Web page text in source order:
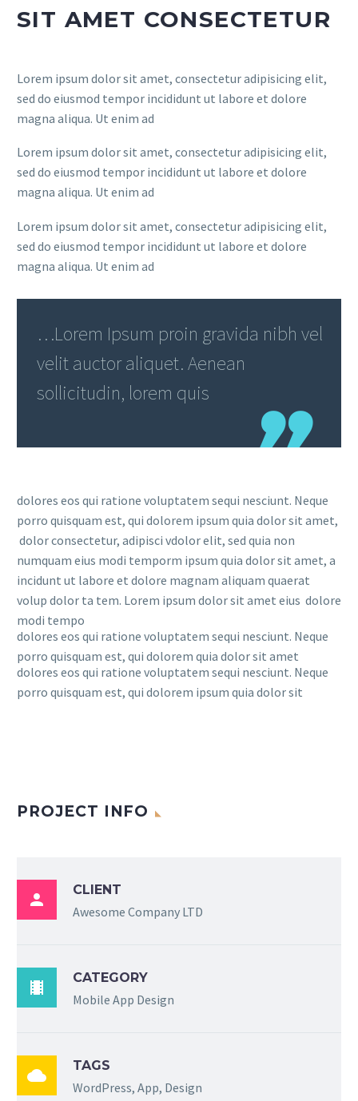
SIT AMET CONSECTETUR
Lorem ipsum dolor sit amet, consectetur adipisicing elit,
sed do eiusmod tempor incididunt ut labore et dolore
magna aliqua. Ut enim ad
Lorem ipsum dolor sit amet, consectetur adipisicing elit,
sed do eiusmod tempor incididunt ut labore et dolore
magna aliqua. Ut enim ad
Lorem ipsum dolor sit amet, consectetur adipisicing elit,
sed do eiusmod tempor incididunt ut labore et dolore
magna aliqua. Ut enim ad
…Lorem Ipsum proin gravida nibh vel
velit auctor aliquet. Aenean
sollicitudin, lorem quis
dolores eos qui ratione voluptatem sequi nesciunt. Neque
porro quisquam est, qui dolorem ipsum quia dolor sit amet,
dolor consectetur, adipisci vdolor elit, sed quia non
numquam eius modi temporm ipsum quia dolor sit amet, a
incidunt ut labore et dolore magnam aliquam quaerat
volup dolor ta tem. Lorem ipsum dolor sit amet eius dolore
modi tempo
dolores eos qui ratione voluptatem sequi nesciunt. Neque
porro quisquam est, qui dolorem quia dolor sit amet
dolores eos qui ratione voluptatem sequi nesciunt. Neque
porro quisquam est, qui dolorem ipsum quia dolor sit
PROJECT INFO

CLIENT
Awesome Company LTD

CATEGORY
Mobile App Design

TAGS
WordPress, App, Design